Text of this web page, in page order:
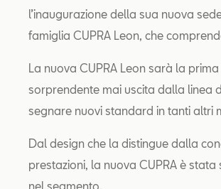
l’inaugurazione della sua nuova
famiglia CUPRA Leon, che
La nuova CUPRA Leon sarà la
sorprendente mai uscita dalla linea
segnare nuovi standard in tanti altri
Dal design che la distingue dalla
prestazioni, la nuova CUPRA è
nel segmento.